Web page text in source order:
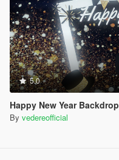
5.0
Happy New Year Backdrop
By vedereofficial